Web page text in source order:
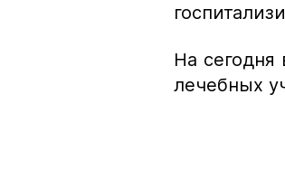
На сегодня
лечебных